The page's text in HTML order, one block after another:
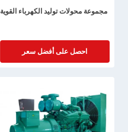
مجموعة محولات توليد الكهرباء القوية
احصل على أفضل سعر